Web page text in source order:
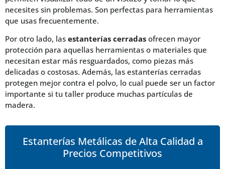
necesites sin problemas. Son perfectas para herramientas
que usas frecuentemente.
Por otro lado, las estanterías cerradas ofrecen mayor
protección para aquellas herramientas o materiales que
necesitan estar más resguardados, como piezas más
delicadas o costosas. Además, las estanterías cerradas
protegen mejor contra el polvo, lo cual puede ser un factor
importante si tu taller produce muchas partículas de
madera.
Estanterías Metálicas de Alta Calidad a
Precios Competitivos